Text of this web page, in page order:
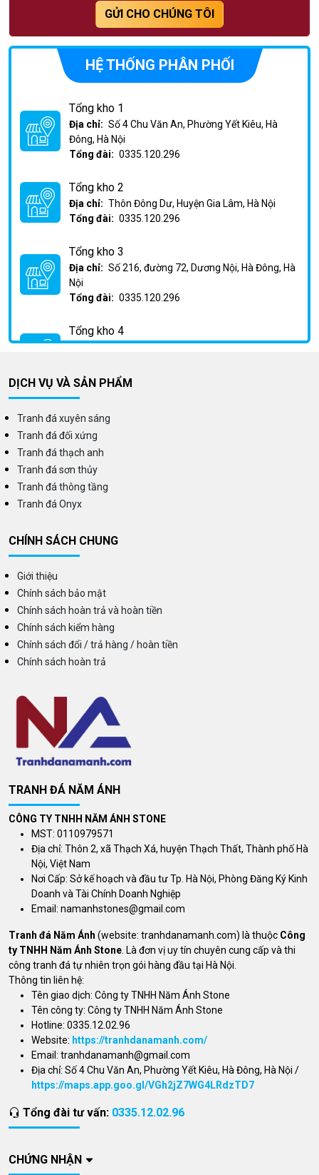
GỬI CHO CHÚNG TÔI
HỆ THỐNG PHÂN PHỐI
Tổng kho 1
Địa chỉ: Số 4 Chu Văn An, Phường Yết Kiêu, Hà
Đông, Hà Nội
Tổng đài: 0335.120.296
Tổng kho 2
Địa chỉ: Thôn Đông Dư, Huyện Gia Lâm, Hà Nội
Tổng đài: 0335.120.296
Tổng kho 3
Địa chỉ: Số 216, đường 72, Dương Nội, Hà Đông, Hà
Nội
Tổng đài: 0335.120.296
Tổng kho 4
Địa chỉ: Km2 Phan Trọng Tuệ, Huỳnh Cung, Thanh
Tổng đài: 0335.120.296
DỊCH VỤ VÀ SẢN PHẨM
Tranh đá xuyên sáng
Tranh đá đối xứng
Tranh đá thạch anh
Tranh đá sơn thủy
Tranh đá thông tầng
Tranh đá Onyx
CHÍNH SÁCH CHUNG
Giới thiệu
Chính sách bảo mật
Chính sách hoàn trả và hoàn tiền
Chính sách kiểm hàng
Chính sách đổi / trả hàng / hoàn tiền
Chính sách hoàn trả
TRANH ĐÁ NĂM ÁNH
CÔNG TY TNHH NĂM ÁNH STONE
MST: 0110979571
Địa chỉ: Thôn 2, xã Thạch Xá, huyện Thạch Thất, Thành phố Hà
Nội, Việt Nam
Nơi Cấp: Sở kế hoạch và đầu tư Tp. Hà Nội, Phòng Đăng Ký Kinh
Doanh và Tài Chính Doanh Nghiệp
Email: namanhstones@gmail.com
Tranh đá Năm Ánh (website: tranhdanamanh.com) là thuộc Công
ty TNHH Năm Ánh Stone . Là đơn vị uy tín chuyên cung cấp và thi
công tranh đá tự nhiên trọn gói hàng đầu tại Hà Nội.
Thông tin liên hệ:
Tên giao dịch: Công ty TNHH Năm Ánh Stone
Tên công ty: Công ty TNHH Năm Ánh Stone
Hotline: 0335.12.02.96
Website: https://tranhdanamanh.com/
Email: tranhdanamanh@gmail.com
Địa chỉ: Số 4 Chu Văn An, Phường Yết Kiêu, Hà Đông, Hà Nội /
https://maps.app.goo.gl/VGh2jZ7WG4LRdzTD7
Tổng đài tư vấn: 0335.12.02.96
CHỨNG NHẬN